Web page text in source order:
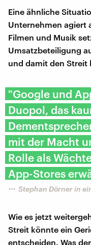
Eine ähnliche
Unternehmen agiert
Filmen und Musik
Umsatzbeteiligung
und damit den Streit
"Google und
Duopol, das
mit der Macht
Rolle als
App-Stores
Stephan Dörner in
Wie es jetzt
Streit könnte ein
entscheiden. Was